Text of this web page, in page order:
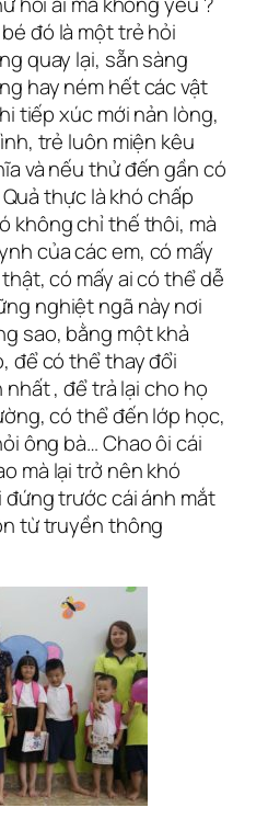
đó là một trẻ hỏi
quay lại, sẵn sàng
hay ném hết các vật
tiếp xúc mới nản lòng,
trẻ luôn miện kêu
và nếu thử đến gần có
thực là khó chấp
không chỉ thế thôi, mà
của các em, có mấy
có mấy ai có thể dễ
nghiệt ngã này nơi
sao, bằng một khả
để có thể thay đổi
, để trả lại cho họ
có thể đến lớp học,
ông bà… Chao ôi cái
mà lại trở nên khó
trước cái ánh mắt
từ truyền thông